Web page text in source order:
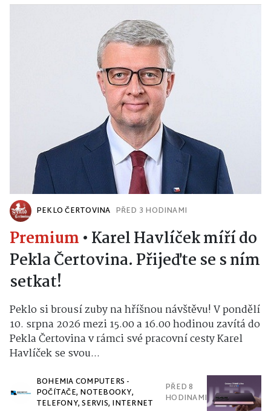
PEKLO ČERTOVINA PŘED 3 HODINAMI
Premium • Karel Havlíček míří do
Pekla Čertovina. Přijeďte se s ním
setkat!
Peklo si brousí zuby na hříšnou návštěvu! V pondělí
10. srpna 2026 mezi 15.00 a 16.00 hodinou zavítá do
Pekla Čertovina v rámci své pracovní cesty Karel
Havlíček se svou...
BOHEMIA COMPUTERS -
POČÍTAČE, NOTEBOOKY,
TELEFONY, SERVIS, INTERNET
PŘED 8
HODINAMI